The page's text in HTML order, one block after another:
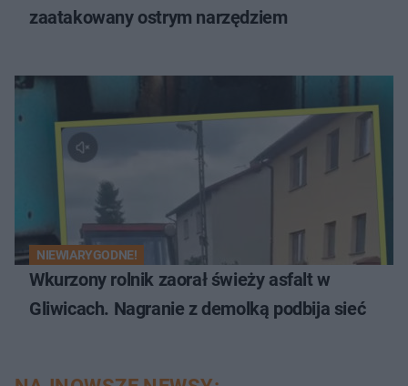
zaatakowany ostrym narzędziem
NIEWIARYGODNE!
Wkurzony rolnik zaorał świeży asfalt w
Gliwicach. Nagranie z demolką podbija sieć